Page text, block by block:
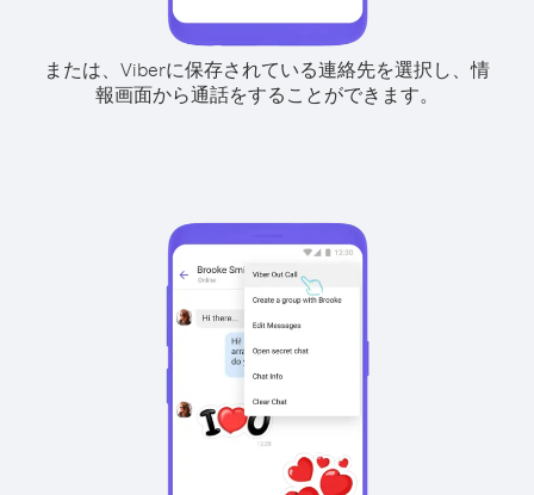
または、Viberに保存されている連絡先を選択し、情
報画面から通話をすることができます。